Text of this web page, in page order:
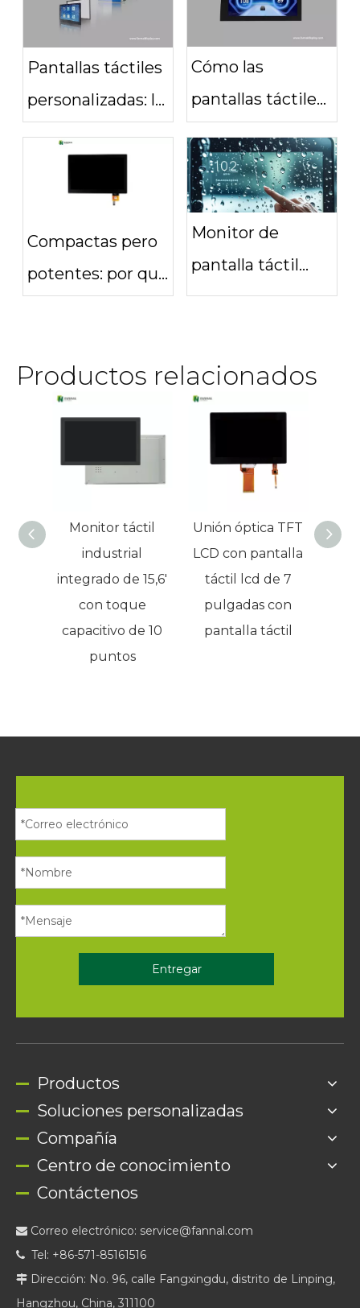
¿cuál se adapta a
sus necesidades?
Pantallas táctiles
personalizadas: la
inteligentes e
Cómo las
pantallas táctiles
de la tecnología
automotriz
Compactas pero
potentes: por qué
pulgadas son
perfectas para
portátiles
Monitor de
pantalla táctil
resistente al agua
lluvia y guantes |
fanal
Productos relacionados
Monitor táctil
industrial
integrado de 15,6'
con toque
capacitivo de 10
puntos
Unión óptica TFT
LCD con pantalla
táctil lcd de 7
pulgadas con
pantalla táctil
13,3
Entregar
Productos
Soluciones personalizadas
Compañía
Centro de conocimiento
Contáctenos
 Correo electrónico: service@fannal.com
 Tel: +86-571-85161516
 Dirección: No. 96, calle Fangxingdu, distrito de Linping,
Hangzhou, China, 311100